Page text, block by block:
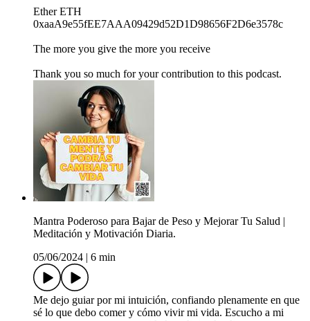
Ether ETH
0xaaA9e55fEE7AAA09429d52D1D98656F2D6e3578c
The more you give the more you receive
Thank you so much for your contribution to this podcast.
Mantra Poderoso para Bajar de Peso y Mejorar Tu Salud |
Meditación y Motivación Diaria.
05/06/2024
6 min
Me dejo guiar por mi intuición, confiando plenamente en que
sé lo que debo comer y cómo vivir mi vida. Escucho a mi